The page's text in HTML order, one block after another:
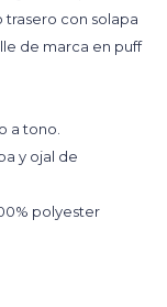
trasero con solapa
de marca en puff
a tono.
y ojal de
polyester